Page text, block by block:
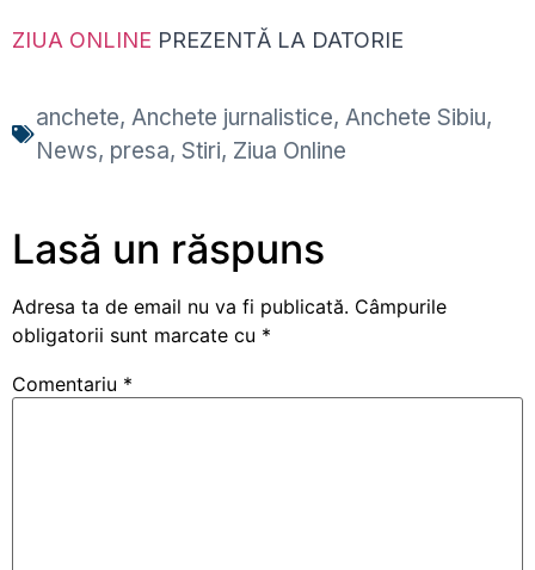
ZIUA ONLINE PREZENTĂ LA DATORIE
anchete, Anchete jurnalistice, Anchete Sibiu,
News, presa, Stiri, Ziua Online
Lasă un răspuns
Adresa ta de email nu va fi publicată. Câmpurile
obligatorii sunt marcate cu *
Comentariu *